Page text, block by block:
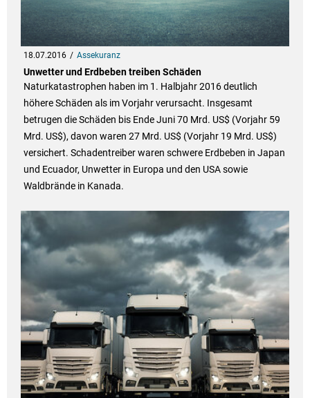
18.07.2016 Assekuranz
Unwetter und Erdbeben treiben Schäden
Naturkatastrophen haben im 1. Halbjahr 2016 deutlich
höhere Schäden als im Vorjahr verursacht. Insgesamt
betrugen die Schäden bis Ende Juni 70 Mrd. US$ (Vorjahr 59
Mrd. US$), davon waren 27 Mrd. US$ (Vorjahr 19 Mrd. US$)
versichert. Schadentreiber waren schwere Erdbeben in Japan
und Ecuador, Unwetter in Europa und den USA sowie
Waldbrände in Kanada.